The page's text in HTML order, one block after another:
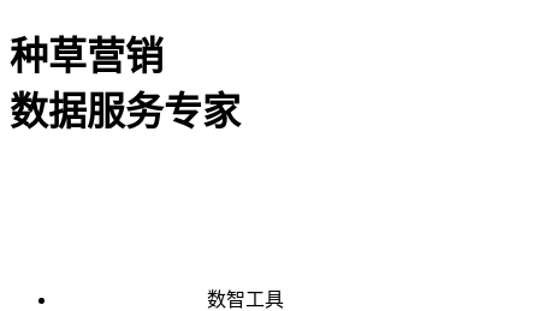
种草营销
数据服务专家
数智工具